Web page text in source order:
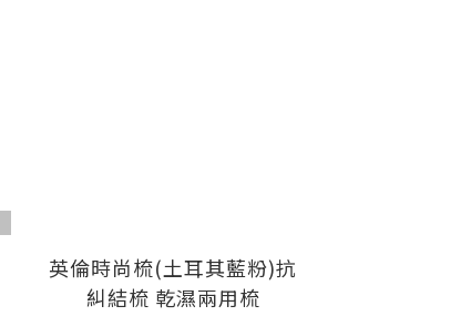
英倫時尚梳(土耳其藍粉)抗
糾結梳 乾濕兩用梳